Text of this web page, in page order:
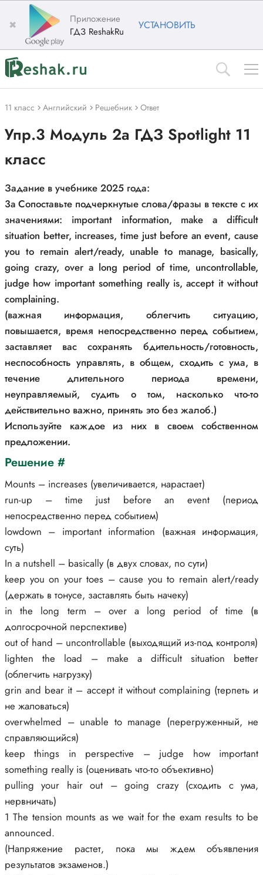
✖
Приложение
ГДЗ ReshakRu
УСТАНОВИТЬ
11 класс Английский Решебник Ответ
Упр.3 Модуль 2a ГДЗ Spotlight 11
класс
Задание в учебнике 2025 года:
3a Сопоставьте подчеркнутые слова/фразы в тексте с их
значениями: important information, make a difficult
situation better, increases, time just before an event, cause
you to remain alert/ready, unable to manage, basically,
going crazy, over a long period of time, uncontrollable,
judge how important something really is, accept it without
complaining.
(важная информация, облегчить ситуацию,
повышается, время непосредственно перед событием,
заставляет вас сохранять бдительность/готовность,
неспособность управлять, в общем, сходить с ума, в
течение длительного периода времени,
неуправляемый, судить о том, насколько что-то
действительно важно, принять это без жалоб.)
Используйте каждое из них в своем собственном
предложении.
Решение #
Mounts – increases (увеличивается, нарастает)
run-up – time just before an event (период
непосредственно перед событием)
lowdown – important information (важная информация,
суть)
In a nutshell – basically (в двух словах, по сути)
keep you on your toes – cause you to remain alert/ready
(держать в тонусе, заставлять быть начеку)
in the long term – over a long period of time (в
долгосрочной перспективе)
out of hand – uncontrollable (выходящий из-под контроля)
lighten the load – make a difficult situation better
(облегчить нагрузку)
grin and bear it – accept it without complaining (терпеть и
не жаловаться)
overwhelmed – unable to manage (перегруженный, не
справляющийся)
keep things in perspective – judge how important
something really is (оценивать что-то объективно)
pulling your hair out – going crazy (сходить с ума,
нервничать)
1 The tension mounts as we wait for the exam results to be
announced.
(Напряжение растет, пока мы ждем объявления
результатов экзаменов.)